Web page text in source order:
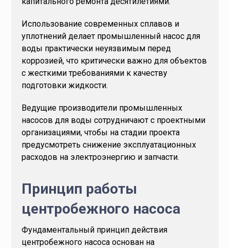
Использование современных сплавов и
уплотнений делает промышленный насос для
воды практически неуязвимым перед
коррозией, что критически важно для объектов
с жесткими требованиями к качеству
подготовки жидкости.
Ведущие производители промышленных
насосов для воды сотрудничают с проектными
организациями, чтобы на стадии проекта
предусмотреть снижение эксплуатационных
расходов на электроэнергию и запчасти.
Принцип работы
центробежного насоса
Фундаментальный принцип действия
центробежного насоса основан на